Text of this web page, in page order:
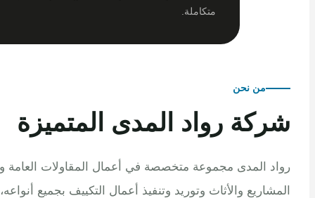
من نحن
رواد المدى المتميزة
المدى مجموعة متخصصة في أعمال المقاولات العامة وتنفيذ
والأثاث وتوريد وتنفيذ أعمال التكييف بجميع أنواعه، مع